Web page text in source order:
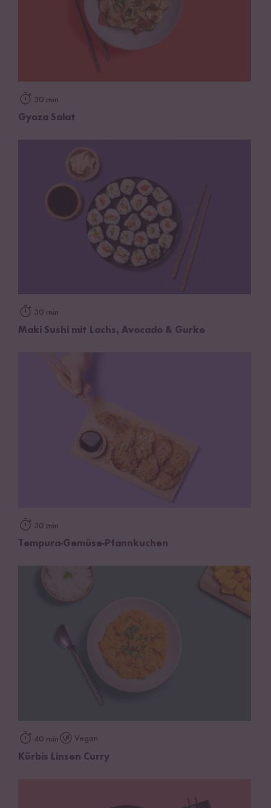
30 min
Gyoza Salat
30 min
Maki Sushi mit Lachs, Avocado & Gurke
30 min
Tempura-Gemüse-Pfannkuchen
40 min Vegan
Kürbis Linsen Curry